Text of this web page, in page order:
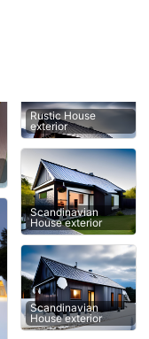
Rustic House
exterior
Scandinavian
House exterior
Scandinavian
House exterior